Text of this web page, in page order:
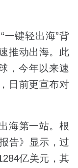
一键轻出海”背
推动出海。此
，今年以来速
日前更宣布对
海第一站。根
告》显示，过
亿美元，其